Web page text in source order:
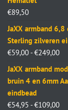
€89,50
JaXX armband
Sterling zilveren
€59,00 - €249,00
JaXX armband
bruin 4 en 6mm
eindbead
€54,95 - €109,00